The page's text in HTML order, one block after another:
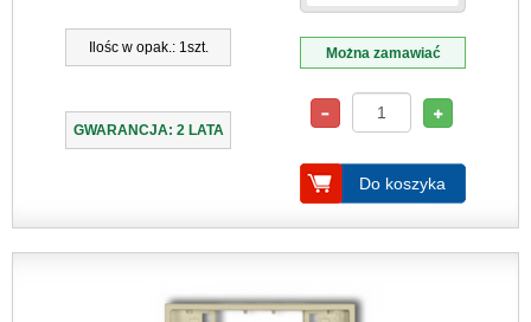
Ilośc w opak.: 1szt.
GWARANCJA: 2 LATA
Można zamawiać
Do koszyka